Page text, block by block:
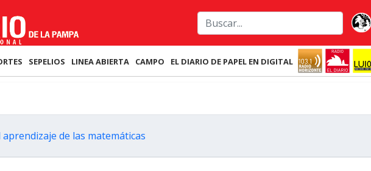
SEPELIOS LINEA ABIERTA CAMPO EL DIARIO DE PAPEL EN DIGITAL
de las matemáticas